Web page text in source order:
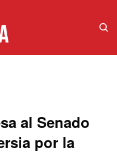
al Senado
por la